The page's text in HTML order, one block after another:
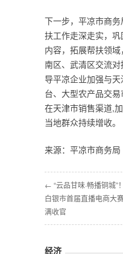
下一步，平凉市商
扶工作走深走实，
内容，拓展帮扶领
南区、武清区交流
导平凉企业加强与
台、大型农产品交
在天津市销售渠道,
当地群众持续增收。
来源：平凉市商务局
← “云品甘味·畅播铜城”！
白银市首届直播电商大
满收官
经济